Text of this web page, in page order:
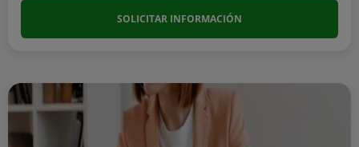
SOLICITAR INFORMACIÓN